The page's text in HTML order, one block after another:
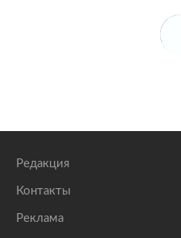
Редакция
Контакты
Реклама